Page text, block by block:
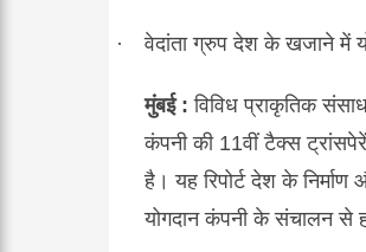
· वेदांता ग्रुप देश के खजाने में
मुंबई : विविध प्राकृतिक
कंपनी की11वीं टैक्स
है। यह रिपोर्ट देश के निर्माण
योगदान कंपनी के संचालन से